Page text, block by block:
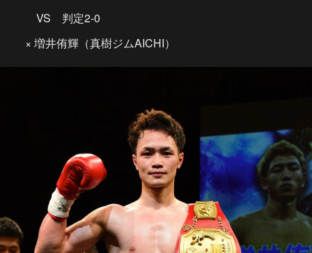
VS 判定2-0
× 増井侑輝（真樹ジムAICHI）